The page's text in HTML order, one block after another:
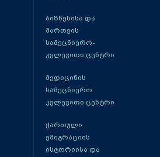
ბიზნესისა და
მართვის
სამეცნიერო-
კვლევითი ცენტრი
მედიცინის
სამეცნიერო
კვლევითი ცენტრი
ქართული
ემიგრაციის
ისტორიისა და